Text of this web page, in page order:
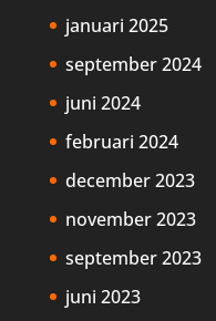
januari 2025
september 2024
juni 2024
februari 2024
december 2023
november 2023
september 2023
juni 2023